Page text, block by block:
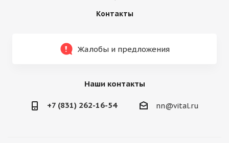
Контакты
Жалобы и предложения
Наши контакты
+7 (831) 262-16-54 nn@vital.ru